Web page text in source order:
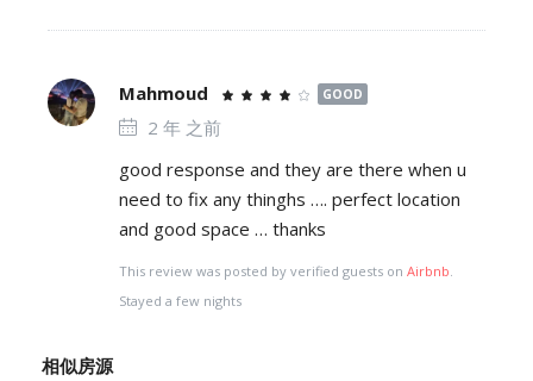
Mahmoud GOOD
2 年 之前
good response and they are there when u
need to fix any thinghs …. perfect location
and good space … thanks
This review was posted by verified guests on Airbnb.
Stayed a few nights
相似房源